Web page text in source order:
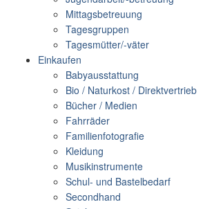
Mittagsbetreuung
Tagesgruppen
Tagesmütter/-väter
Einkaufen
Babyausstattung
Bio / Naturkost / Direktvertrieb
Bücher / Medien
Fahrräder
Familienfotografie
Kleidung
Musikinstrumente
Schul- und Bastelbedarf
Secondhand